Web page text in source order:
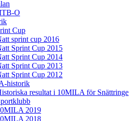
O
Cup
sprint cup 2016
Sprint Cup 2015
Sprint Cup 2014
Sprint Cup 2013
Sprint Cup 2012
historik
resultat i 10MILA för Snättringe
2019
2018